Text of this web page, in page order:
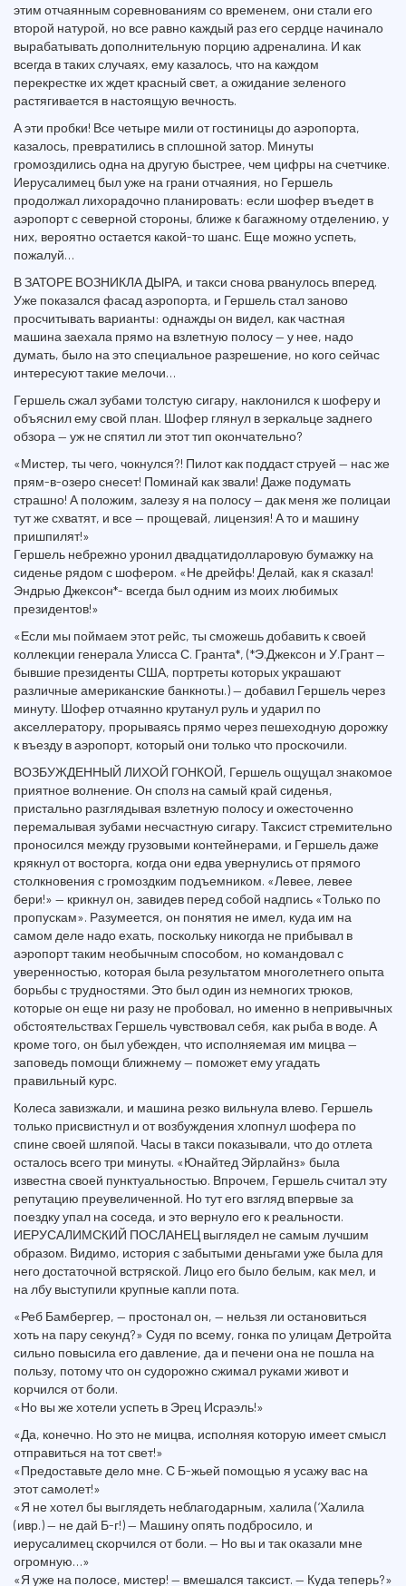
этим отчаянным соревнованиям со временем, они стали его
второй натурой, но все равно каждый раз его сердце начинало
вырабатывать дополнительную порцию адреналина. И как
всегда в таких случаях, ему казалось, что на каждом
перекрестке их ждет красный свет, а ожидание зеленого
растягивается в настоящую вечность.
А эти пробки! Все четыре мили от гостиницы до аэропорта,
казалось, превратились в сплошной затор. Минуты
громоздились одна на другую быстрее, чем цифры на счетчике.
Иерусалимец был уже на грани отчаяния, но Гершель
продолжал лихорадочно планировать: если шофер въедет в
аэропорт с северной стороны, ближе к багажному отделению, у
них, вероятно остается какой-то шанс. Еще можно успеть,
пожалуй…
В ЗАТОРЕ ВОЗНИКЛА ДЫРА, и такси снова рванулось вперед.
Уже показался фасад аэропорта, и Гершель стал заново
просчитывать варианты: однажды он видел, как частная
машина заехала прямо на взлетную полосу — у нее, надо
думать, было на это специальное разрешение, но кого сейчас
интересуют такие мелочи…
Гершель сжал зубами толстую сигару, наклонился к шоферу и
объяснил ему свой план. Шофер глянул в зеркальце заднего
обзора — уж не спятил ли этот тип окончательно?
«Мистер, ты чего, чокнулся?! Пилот как поддаст струей — нас же
прям-в-озеро снесет! Поминай как звали! Даже подумать
страшно! А положим, залезу я на полосу — дак меня же полицаи
тут же схватят, и все — прощевай, лицензия! А то и машину
пришпилят!»
Гершель небрежно уронил двадцатидолларовую бумажку на
сиденье рядом с шофером. «Не дрейфь! Делай, как я сказал!
Эндрью Джексон*- всегда был одним из моих любимых
президентов!»
«Если мы поймаем этот рейс, ты сможешь добавить к своей
коллекции генерала Улисса С. Гранта*, (*Э.Джексон и У.Грант —
бывшие президенты США, портреты которых украшают
различные американские банкноты.) — добавил Гершель через
минуту. Шофер отчаянно крутанул руль и ударил по
акселлератору, прорываясь прямо через пешеходную дорожку
к въезду в аэропорт, который они только что проскочили.
ВОЗБУЖДЕННЫЙ ЛИХОЙ ГОНКОЙ, Гершель ощущал знакомое
приятное волнение. Он сполз на самый край сиденья,
пристально разглядывая взлетную полосу и ожесточенно
перемалывая зубами несчастную сигару. Таксист стремительно
проносился между грузовыми контейнерами, и Гершель даже
крякнул от восторга, когда они едва увернулись от прямого
столкновения с громоздким подъемником. «Левее, левее
бери!» — крикнул он, завидев перед собой надпись «Только по
пропускам». Разумеется, он понятия не имел, куда им на
самом деле надо ехать, поскольку никогда не прибывал в
аэропорт таким необычным способом, но командовал с
уверенностью, которая была результатом многолетнего опыта
борьбы с трудностями. Это был один из немногих трюков,
которые он еще ни разу не пробовал, но именно в непривычных
обстоятельствах Гершель чувствовал себя, как рыба в воде. А
кроме того, он был убежден, что исполняемая им мицва —
заповедь помощи ближнему — поможет ему угадать
правильный курс.
Колеса завизжали, и машина резко вильнула влево. Гершель
только присвистнул и от возбуждения хлопнул шофера по
спине своей шляпой. Часы в такси показывали, что до отлета
осталось всего три минуты. «Юнайтед Эйрлайнз» была
известна своей пунктуальностью. Впрочем, Гершель считал эту
репутацию преувеличенной. Но тут его взгляд впервые за
поездку упал на соседа, и это вернуло его к реальности.
ИЕРУСАЛИМСКИЙ ПОСЛАНЕЦ выглядел не самым лучшим
образом. Видимо, история с забытыми деньгами уже была для
него достаточной встряской. Лицо его было белым, как мел, и
на лбу выступили крупные капли пота.
«Реб Бамбергер, — простонал он, — нельзя ли остановиться
хоть на пару секунд?» Судя по всему, гонка по улицам Детройта
сильно повысила его давление, да и печени она не пошла на
пользу, потому что он судорожно сжимал руками живот и
корчился от боли.
«Но вы же хотели успеть в Эрец Исраэль!»
«Да, конечно. Но это не мицва, исполняя которую имеет смысл
отправиться на тот свет!»
«Предоставьте дело мне. С Б-жьей помощью я усажу вас на
этот самолет!»
«Я не хотел бы выглядеть неблагодарным, халила (‘Халила
(ивр.) — не дай Б-г!) — Машину опять подбросило, и
иерусалимец скорчился от боли. — Но вы и так оказали мне
огромную…»
«Я уже на полосе, мистер! — вмешался таксист. — Куда теперь?»